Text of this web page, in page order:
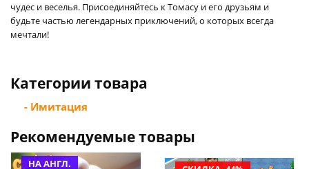
чудес и веселья. Присоединяйтесь к Томасу и его друзьям и
будьте частью легендарных приключений, о которых всегда
мечтали!
Категории товара
- Имитация
Рекомендуемые товары
НА АНГЛ.